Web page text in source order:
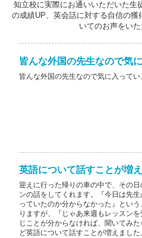
知立校に実際にお通いいただいた生
の成績UP、英会話に対する自信の
いてのお声をいた
皆んな外国の先生なので気
皆んな外国の先生なので気に入ってい
英語について話すことが増
迎えに行った帰りの車の中で、その日
ンの話をしてくれます。『今日は先
っていたのか分からなかった』という
りますが、『じゃあ来週もレッスンを
じことが分からなければ、聞いてみた
ど英語について話すことが増えました